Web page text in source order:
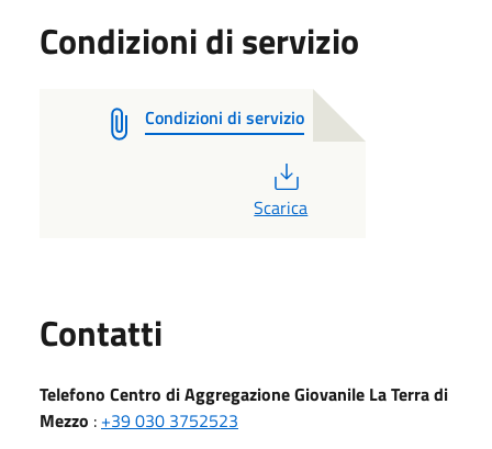
Condizioni di servizio
Condizioni di servizio
Scarica
Contatti
Telefono Centro di Aggregazione Giovanile La Terra di
Mezzo : +39 030 3752523